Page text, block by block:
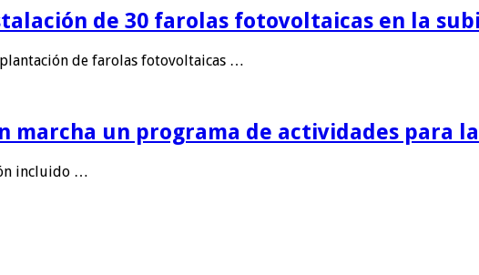
de 30 farolas fotovoltaicas en la
de farolas fotovoltaicas …
marcha un programa de actividades para
incluido …